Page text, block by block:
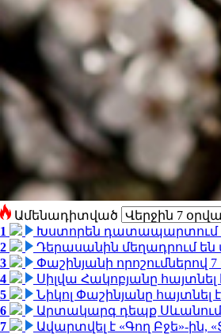
Ամենադիտված
1
Խստորեն դատապարտում եմ
2
Դերասանին մեղադրում են
3
Փաշինյանի
4
Սիլվա Հակոբյանը
5
Նիկոլ Փաշինյանը
6
Արտակարգ դեպք
7
Ավարտվել է «Գող Բջե»-ին,